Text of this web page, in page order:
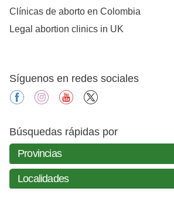
Clínicas de aborto en Colombia
Legal abortion clinics in UK
Síguenos en redes sociales
facebookinstagramyoutube
Búsquedas rápidas por